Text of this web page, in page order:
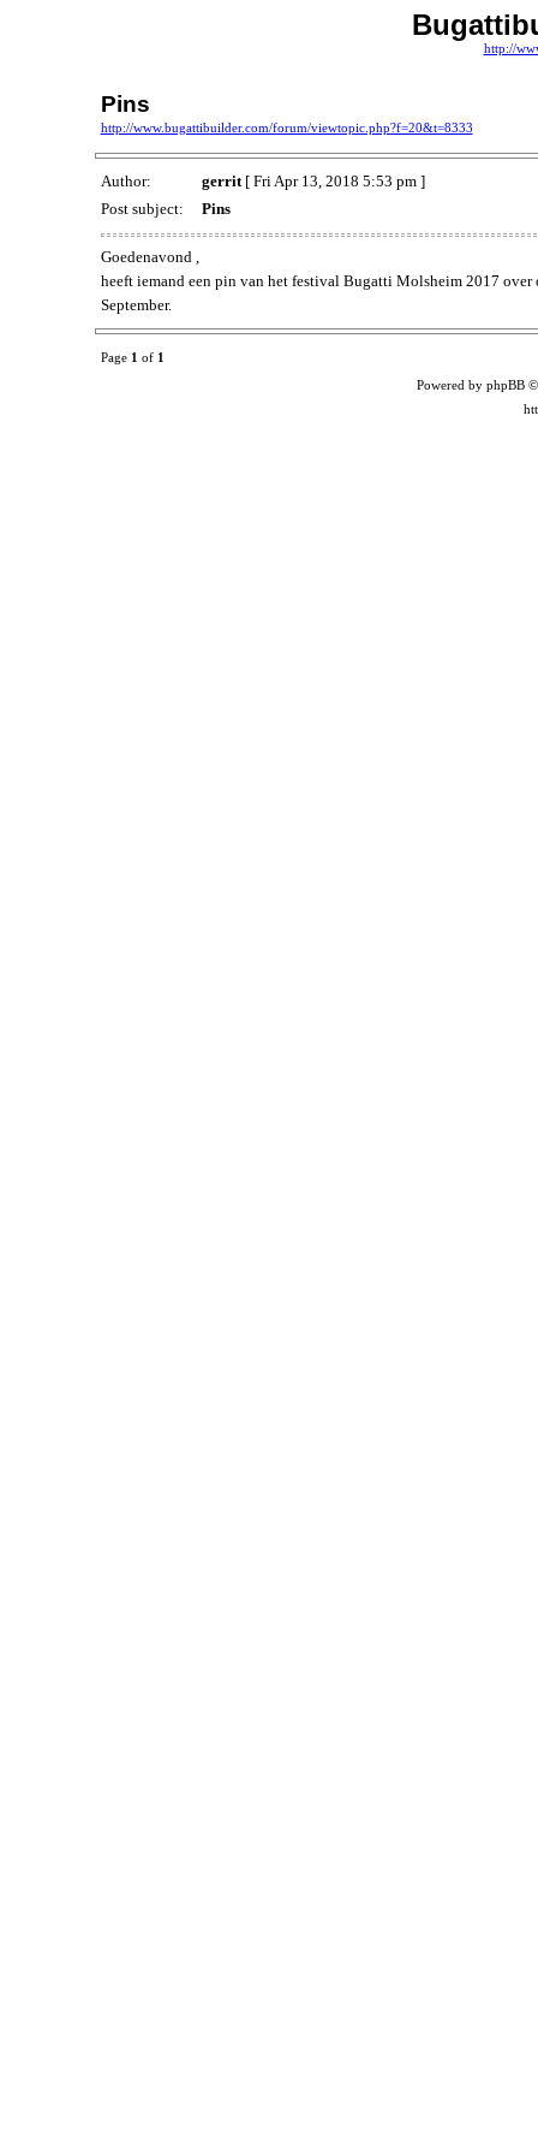
http://
Pins
http://www.bugattibuilder.com/forum/viewtopic.php?f=20&t=8333
Author: gerrit[ Fri Apr 13, 2018 5:53 pm ]
Post subject:
Pins
Goedenavond ,
heeft iemand een pin van het festival Bugatti Molsheim 2017
September.
Page 1 of 1
Powered by phpBB